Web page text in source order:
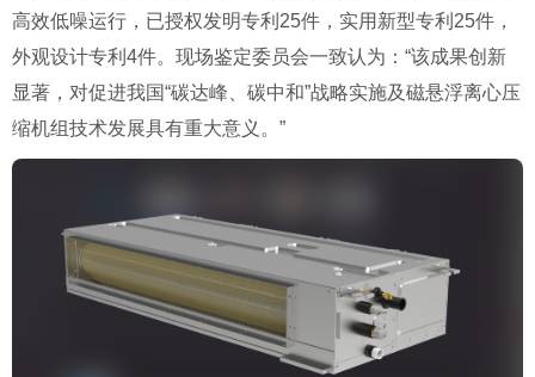
高效低噪运行，已授权发明专利25件，实用新型专利25件，
外观设计专利4件。现场鉴定委员会一致认为：“该成果创新
显著，对促进我国“碳达峰、碳中和”战略实施及磁悬浮离心压
缩机组技术发展具有重大意义。”